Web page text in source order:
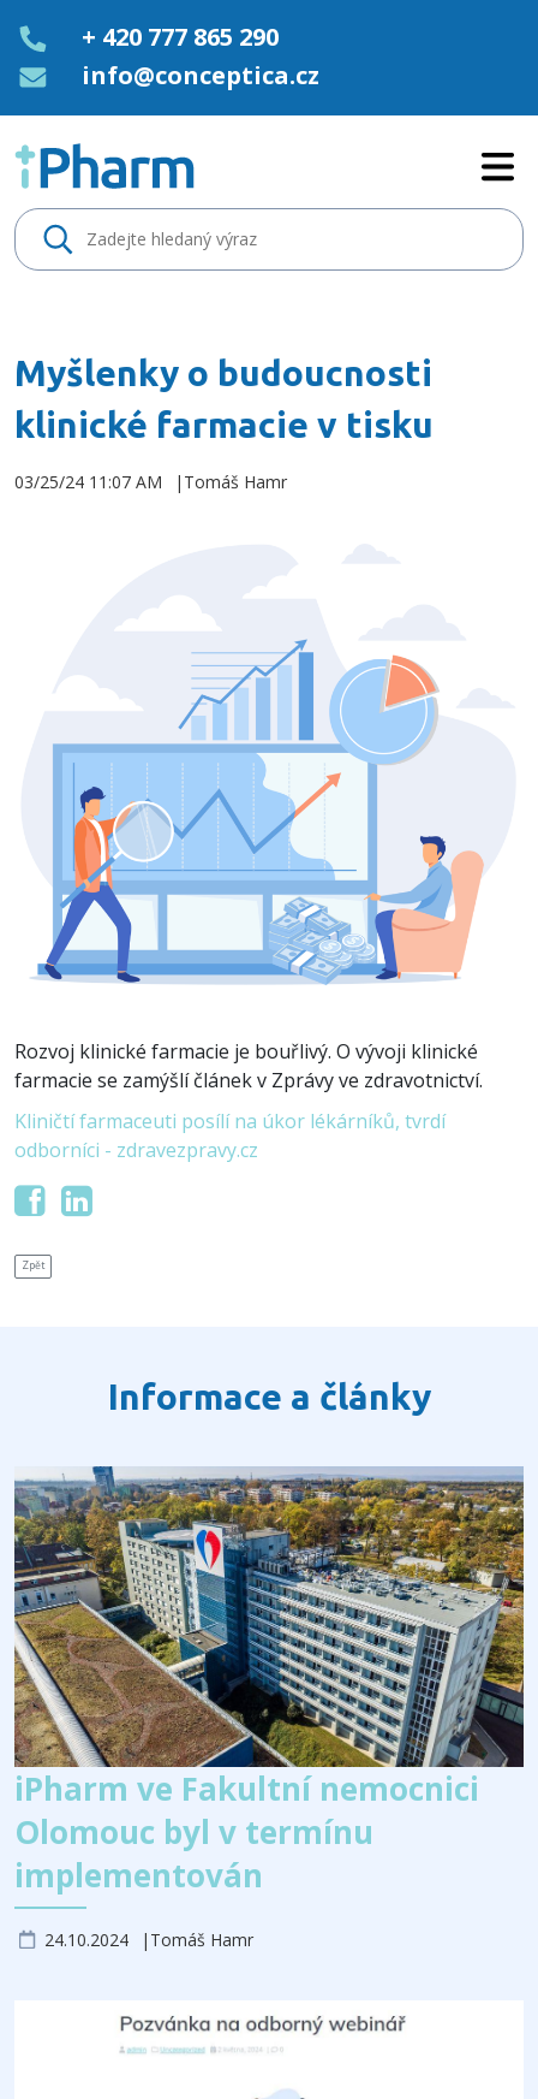
+ 420 777 865 290
info@conceptica.cz
Myšlenky o budoucnosti
klinické farmacie v tisku
03/25/24 11:07 AM Tomáš Hamr
Rozvoj klinické farmacie je bouřlivý. O vývoji klinické
farmacie se zamýšlí článek v Zprávy ve zdravotnictví.
Kliničtí farmaceuti posílí na úkor lékárníků, tvrdí
odborníci - zdravezpravy.cz
Zpět
Informace a články
iPharm ve Fakultní nemocnici
Olomouc byl v termínu
implementován
24.10.2024 Tomáš Hamr